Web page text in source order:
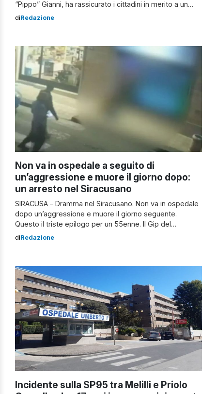
“Pippo” Gianni, ha rassicurato i cittadini in merito a un
incendio che è scoppiato all’interno della raffineria Isab
reparto SG13. Le squadre […]
diRedazione
Non va in ospedale a seguito di
un’aggressione e muore il giorno dopo:
un arresto nel Siracusano
SIRACUSA – Dramma nel Siracusano. Non va in ospedale
dopo un’aggressione e muore il giorno seguente.
Questo il triste epilogo per un 55enne. Il Gip del
Tribunale di Siracusa ha convalidato il fermo e disposto
nel Siracusano dopo […]
diRedazione
Incidente sulla SP95 tra Melilli e Priolo